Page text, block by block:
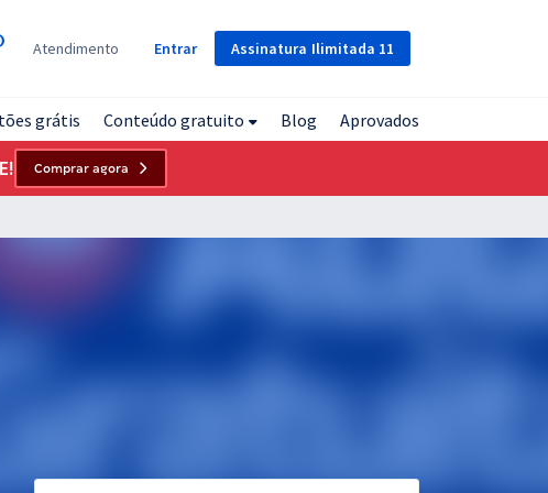
Assinatura Ilimitada 11
Atendimento Entrar
grátis Conteúdo gratuito Blog Aprovados
Comprar agora